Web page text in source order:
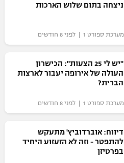
ניצחה בתום שלוש הארכות
מערכת ספורט 1 | לפני 8 חודשים
"יש לי 25 הצעות": הכישרון
העולה של אירופה יעבור לארצות
הברית?
מערכת ספורט 1 | לפני 8 חודשים
דיווח: אוברדוביץ' מתעקש
להתפטר - וזה לא הזעזוע היחיד
בפרטיזן